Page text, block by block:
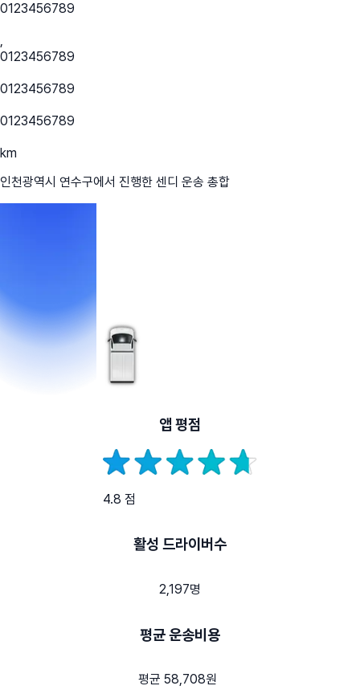
0123456789
,
0123456789
0123456789
0123456789
km
인천광역시 연수구에서 진행한 센디 운송 총합
앱 평점
4.8 점
활성 드라이버수
2,197명
평균 운송비용
평균 58,708원